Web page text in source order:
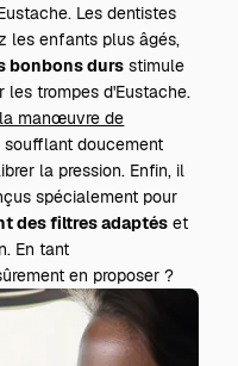
Les dentistes
les enfants plus âgés,
bonbons durs stimule
trompes d'Eustache.
la manœuvre de
doucement
la pression. Enfin, il
spécialement pour
des filtres adaptés et
En tant
en proposer ?